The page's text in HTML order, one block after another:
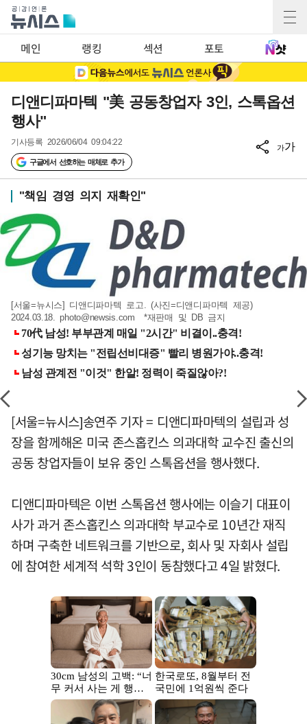
메인 랭킹 섹션 포토
디앤디파마텍 "美 공동창업자 3인, 스톡옵션
행사"
기사등록 2026/06/04 09:04:22
구글에서 선호하는 매체로 추가
가가
"책임 경영 의지 재확인"
[서울=뉴시스] 디앤디파마텍 로고. (사진=디앤디파마텍 제공)
2024.03.18.photo@newsis.com *재판매 및 DB 금지
[서울=뉴시스]송연주 기자 = 디앤디파마텍의 설립과 성
장을 함께해온 미국 존스홉킨스 의과대학 교수진 출신의
공동 창업자들이 보유 중인 스톡옵션을 행사했다.
디앤디파마텍은 이번 스톡옵션 행사에는 이슬기 대표이
사가 과거 존스홉킨스 의과대학 부교수로 10년간 재직
하며 구축한 네트워크를 기반으로, 회사 및 자회사 설립
에 참여한 세계적 석학 3인이 동참했다고 4일 밝혔다.